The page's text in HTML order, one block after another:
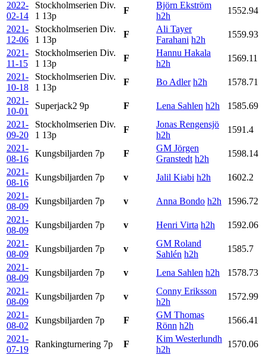
2022-
02-14
Stockholmserien Div.
1 13p
F
Björn Ekström
h2h
1552.94
2021-
12-06
Stockholmserien Div.
1 13p
F
Ali Tayer
Farahani h2h
1559.93
2021-
11-15
Stockholmserien Div.
1 13p
F
Hannu Hakala
h2h
1569.11
2021-
10-18
Stockholmserien Div.
1 13p
F Bo Adler h2h
1578.71
2021-
10-01
Superjack2 9p F Lena Sahlen h2h
1585.69
2021-
09-20
Stockholmserien Div.
1 13p
F
Jonas Rengensjö
h2h
1591.4
2021-
08-16
Kungsbiljarden 7p F
GM Jörgen
Granstedt h2h
1598.14
2021-
08-16
Kungsbiljarden 7p v Jalil Kiabi h2h
1602.2
2021-
08-09
Kungsbiljarden 7p v Anna Bondo h2h
1596.72
2021-
08-09
Kungsbiljarden 7p v Henri Virta h2h
1592.06
2021-
08-09
Kungsbiljarden 7p v
GM Roland
Sahlén h2h
1585.7
2021-
08-09
Kungsbiljarden 7p v Lena Sahlen h2h
1578.73
2021-
08-09
Kungsbiljarden 7p v
Conny Eriksson
h2h
1572.99
2021-
08-02
Kungsbiljarden 7p F
GM Thomas
Rönn h2h
1566.41
2021-
07-19
Rankingturnering 7p F
Kim Westerlundh
h2h
1570.06